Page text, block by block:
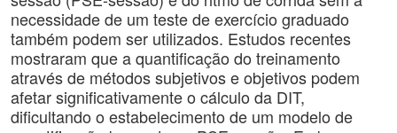
necessidade de um teste de exercício graduado
também podem ser utilizados. Estudos recentes
mostraram que a quantificação do treinamento
através de métodos subjetivos e objetivos podem
afetar significativamente o cálculo da DIT,
dificultando o estabelecimento de um modelo de